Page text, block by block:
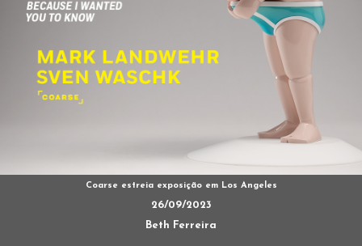
Coarse estreia exposição em Los Angeles
26/09/2023
Beth Ferreira